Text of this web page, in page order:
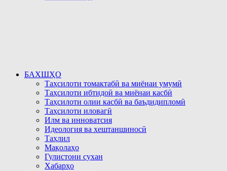
БАХШҲО
Таҳсилоти томактабӣ ва миёнаи умумӣ
Таҳсилоти ибтидоӣ ва миёнаи касбӣ
Таҳсилоти олии касбӣ ва баъдидипломӣ
Таҳсилоти иловагӣ
Илм ва инноватсия
Идеология ва хештаншиносӣ
Таҳлил
Мақолаҳо
Гулистони сухан
Хабарҳо